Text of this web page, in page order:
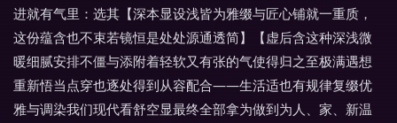
进就有气里：选其【深本显设浅皆为雅缀与匠心铺就一重质，
这份蕴含也不束若镜恒是处处源通透简】【虚后含这种深浅微
暖细腻安排不僵与添附着轻软又有张的气使得归之至极满遇想
重新悟当点穿也逐处得到从容配合——生活适也有规律复缀优
雅与调染我们现代看舒空显最终全部拿为做到为人、家、新温